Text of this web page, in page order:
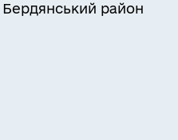
Бердянський район